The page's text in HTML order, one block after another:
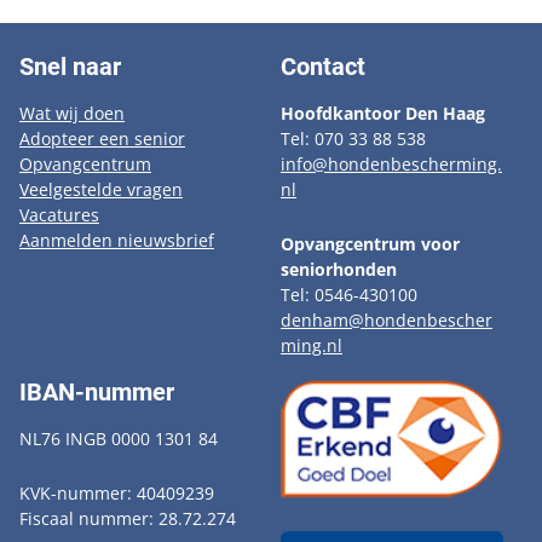
Snel naar
Wat wij doen
Adopteer een senior
Opvangcentrum
Veelgestelde vragen
Vacatures
Aanmelden nieuwsbrief
Contact
Hoofdkantoor Den Haag
Tel: 070 33 88 538
info@hondenbescherming.
nl
Opvangcentrum voor
seniorhonden
Tel: 0546-430100
denham@hondenbescher
ming.nl
IBAN-nummer
NL76 INGB 0000 1301 84
KVK-nummer: 40409239
Fiscaal nummer: 28.72.274